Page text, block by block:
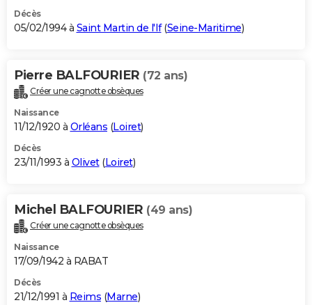
Décès
05/02/1994 à Saint Martin de l'If(Seine-Maritime)
Pierre BALFOURIER (72 ans)
Créer une cagnotte obsèques
Naissance
11/12/1920 à Orléans (Loiret)
Décès
23/11/1993 à Olivet(Loiret)
Michel BALFOURIER (49 ans)
Créer une cagnotte obsèques
Naissance
17/09/1942 à RABAT
Décès
21/12/1991 à Reims (Marne)